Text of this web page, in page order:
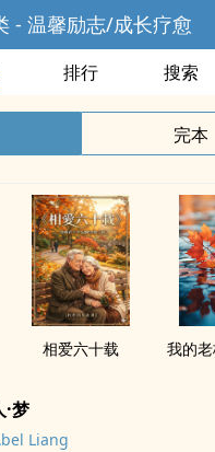
- 温馨励志/成长疗愈
排行 搜索
完本
相爱六十载 我的
梦
Liang